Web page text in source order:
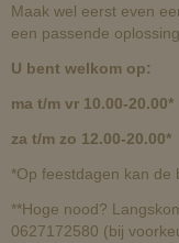
Maak wel eerst even
een passende
U bent welkom op:
ma t/m vr 10.00-20.00*
za t/m zo 12.00-20.00*
*Op feestdagen kan de
**Hoge nood?
0627172580 (bij